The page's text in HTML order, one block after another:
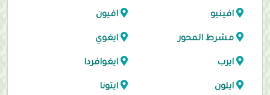
افينيو افيون
مشرط المحور ايغوي
ايرب ايغوافردا
ايلون ايتونا